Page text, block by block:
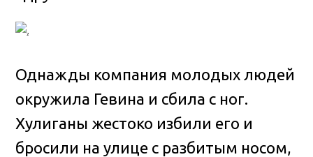
Однажды компания молодых людей
окружила Гевина и сбила с ног.
Хулиганы жестоко избили его и
бросили на улице с разбитым носом,